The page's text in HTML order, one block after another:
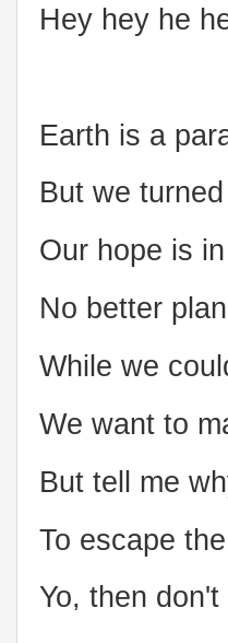
Hey hey he
Earth is a
But we
Our hope is
No better
While we
We want to
But tell me
To escape
Yo, then